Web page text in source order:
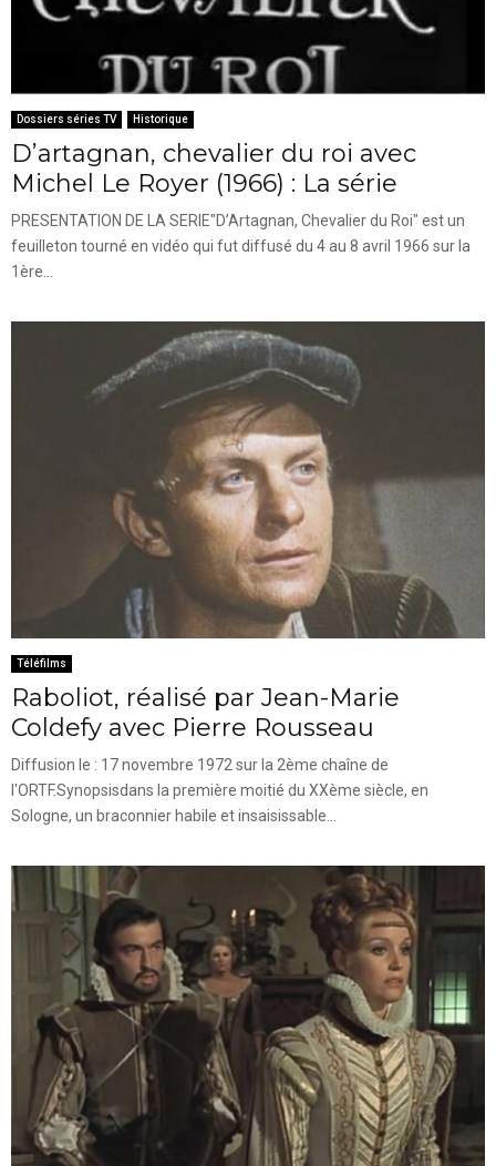
Dossiers séries TV Historique
D’artagnan, chevalier du roi avec
Michel Le Royer (1966) : La série
PRESENTATION DE LA SERIE"D’Artagnan, Chevalier du Roi" est un
feuilleton tourné en vidéo qui fut diffusé du 4 au 8 avril 1966 sur la
1ère...
Téléfilms
Raboliot, réalisé par Jean-Marie
Coldefy avec Pierre Rousseau
Diffusion le : 17 novembre 1972 sur la 2ème chaîne de
l'ORTF.Synopsisdans la première moitié du XXème siècle, en
Sologne, un braconnier habile et insaisissable...